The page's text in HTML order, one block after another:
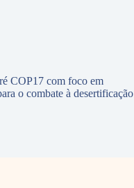
COP17 com foco em
o combate à desertificação